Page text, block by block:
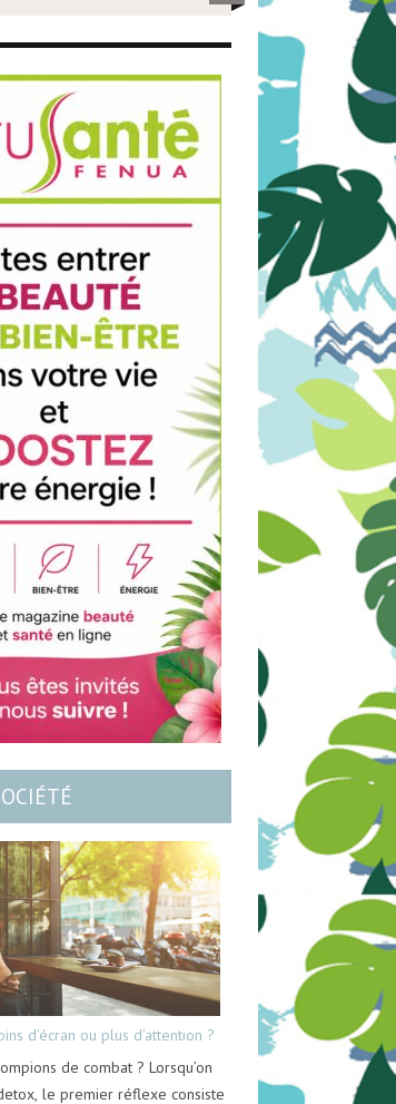
d’écran ou plus d’attention ?
de combat ? Lorsqu’on
le premier réflexe consiste